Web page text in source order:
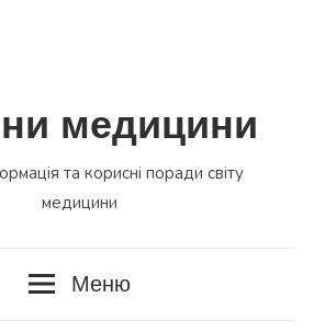
медицини
та корисні поради світу
медицини
Меню